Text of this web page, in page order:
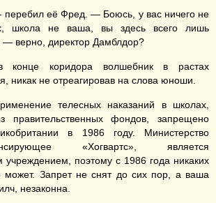
её Фред. — Боюсь, у вас ничего не
школа не ваша, вы здесь всего лишь
— верно, директор Дамблдор?
конце коридора волшебник в растах
никак не отреагировав на слова юноши.
телесных наказаний в школах,
правительственных фондов, запрещено
в 1986 году. Министерство
«Хогвартс», является
учреждением, поэтому с 1986 года никаких
может. Запрет не снят до сих пор, а ваша
незаконна.